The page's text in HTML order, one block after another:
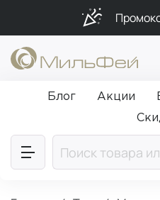
Бесплатная
Подарки в
Блог Акции